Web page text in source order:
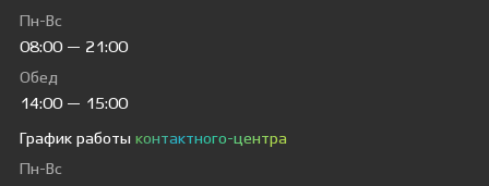
Пн-Вс
08:00 — 21:00
Обед
14:00 — 15:00
График работы контактного-центра
Пн-Вс